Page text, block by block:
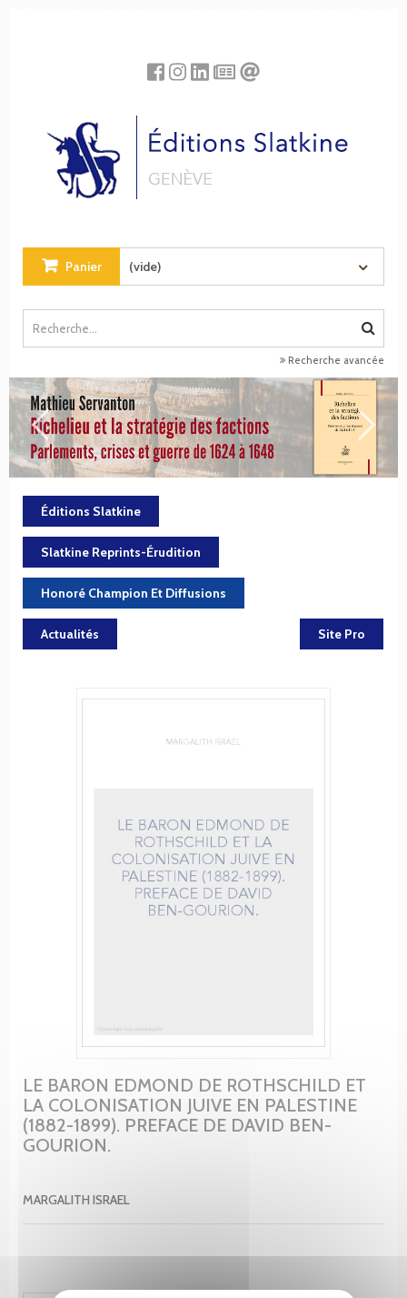
Panier (vide)
Recherche avancée
Éditions Slatkine
Slatkine Reprints-Érudition
Honoré Champion Et Diffusions
Actualités Site Pro
LE BARON EDMOND DE ROTHSCHILD ET
LA COLONISATION JUIVE EN PALESTINE
(1882-1899). PREFACE DE DAVID BEN-
GOURION.
MARGALITH ISRAEL